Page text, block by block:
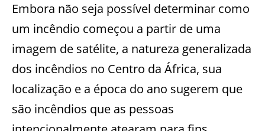
Embora não seja possível determinar como
um incêndio começou a partir de uma
imagem de satélite, a natureza generalizada
dos incêndios no Centro da África, sua
localização e a época do ano sugerem que
são incêndios que as pessoas